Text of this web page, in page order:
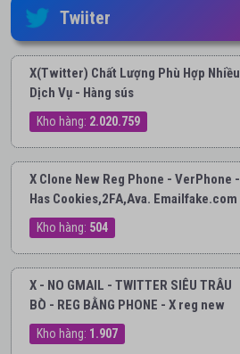
Twiiter
X(Twitter) Chất Lượng Phù Hợp Nhiều
Dịch Vụ - Hàng sús
Kho hàng: 2.020.759
X Clone New Reg Phone - VerPhone -
Has Cookies,2FA,Ava. Emailfake.com
Kho hàng: 504
X - NO GMAIL - TWITTER SIÊU TRÂU
BÒ - REG BẰNG PHONE - X reg new
Kho hàng: 1.907